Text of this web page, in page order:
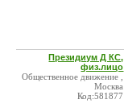
Президиум Д КС,
физ.лицо
Общественное движение ,
Москва
Код:581877